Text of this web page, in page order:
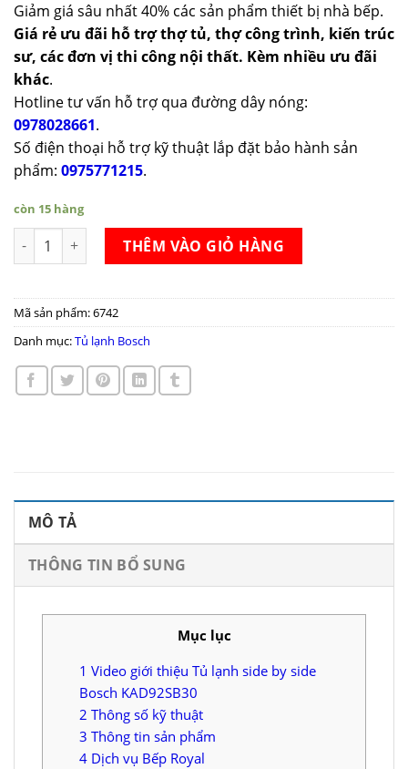
Giảm giá sâu nhất 40% các sản phẩm thiết bị nhà bếp.
Giá rẻ ưu đãi hỗ trợ thợ tủ, thợ công trình, kiến trúc
sư, các đơn vị thi công nội thất. Kèm nhiều ưu đãi
khác.
Hotline tư vấn hỗ trợ qua đường dây nóng:
0978028661.
Số điện thoại hỗ trợ kỹ thuật lắp đặt bảo hành sản
phẩm: 0975771215.
còn 15 hàng
Tủ lạnh side by side Bosch KAD92SB30 số lượng
THÊM VÀO GIỎ HÀNG
Mã sản phẩm:6742
Danh mục:Tủ lạnh Bosch
MÔ TẢ
THÔNG TIN BỔ SUNG
Mục lục
1 Video giới thiệu Tủ lạnh side by side
Bosch KAD92SB30
2 Thông số kỹ thuật
3 Thông tin sản phẩm
4 Dịch vụ Bếp Royal